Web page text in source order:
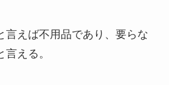
言えば不用品であり、要らな
える。